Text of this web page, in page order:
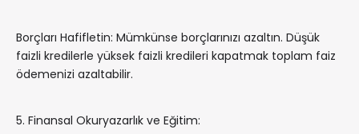
Borçları Hafifletin: Mümkünse borçlarınızı azaltın. Düşük
faizli kredilerle yüksek faizli kredileri kapatmak toplam faiz
ödemenizi azaltabilir.
5. Finansal Okuryazarlık ve Eğitim: